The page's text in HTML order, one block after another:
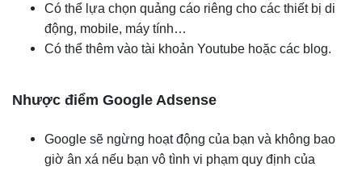
Có thể lựa chọn quảng cáo riêng cho các thiết bị di
động, mobile, máy tính…
Có thể thêm vào tài khoản Youtube hoặc các blog.
Nhược điểm Google Adsense
Google sẽ ngừng hoạt động của bạn và không bao
giờ ân xá nếu bạn vô tình vi phạm quy định của